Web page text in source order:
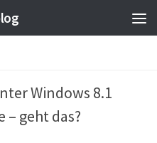
Windows 8.1
geht das?